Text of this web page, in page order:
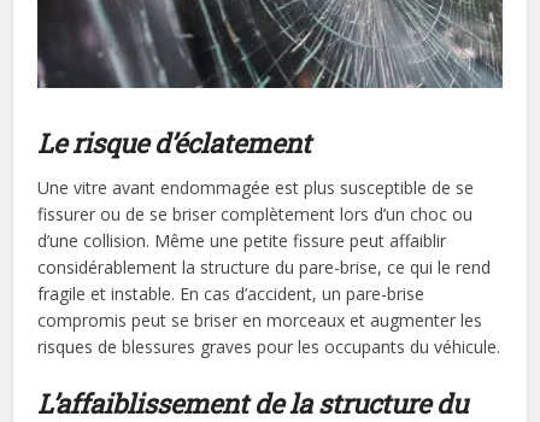
Le risque d’éclatement
Une vitre avant endommagée est plus susceptible de se
fissurer ou de se briser complètement lors d’un choc ou
d’une collision. Même une petite fissure peut affaiblir
considérablement la structure du pare-brise, ce qui le rend
fragile et instable. En cas d’accident, un pare-brise
compromis peut se briser en morceaux et augmenter les
risques de blessures graves pour les occupants du véhicule.
L’affaiblissement de la structure du